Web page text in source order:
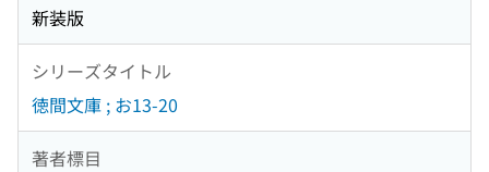
新装版
シリーズタイトル
徳間文庫 ; お13-20
著者標目